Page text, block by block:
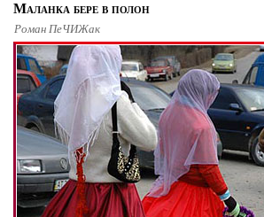
Маланка бере в полон
Роман ПеЧИЖак